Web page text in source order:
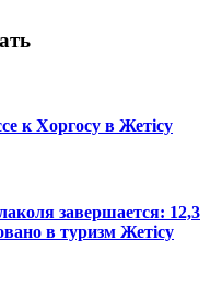
к Хоргосу в Жетісу
завершается: 12,3
в туризм Жетісу